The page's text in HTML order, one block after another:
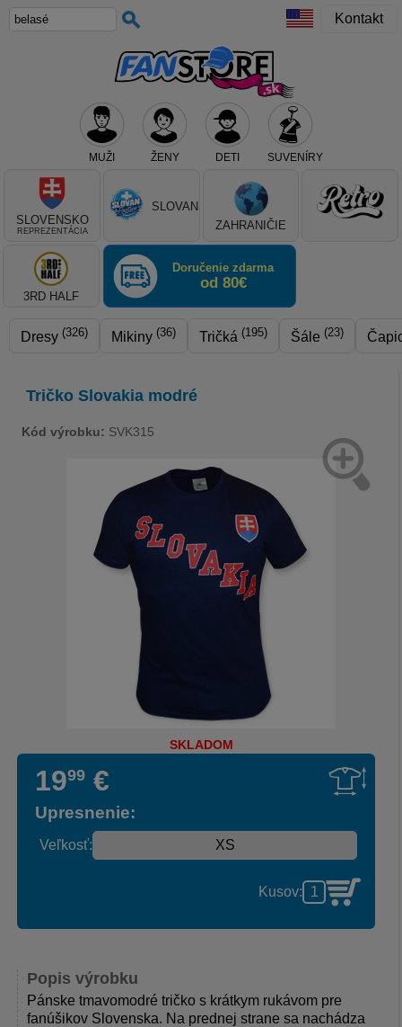
Kontakt
MUŽI ŽENY DETI SUVENÍRY
Teraz vyberte klub, alebo typ výrobku
SLOVENSKO
REPREZENTÁCIA
SLOVAN
ZAHRANIČIE
3RD HALF
Doručenie zdarma
od 80€
Dresy (326) Mikiny (36) Tričká (195) Šále (23)
Tričko Slovakia modré
Kód výrobku: SVK315
SKLADOM
Popis výrobku
Pánske tmavomodré tričko s krátkym rukávom pre
fanúšikov Slovenska. Na prednej strane sa nachádza
1999 €
Upresnenie:
Veľkosť:
Kusov: